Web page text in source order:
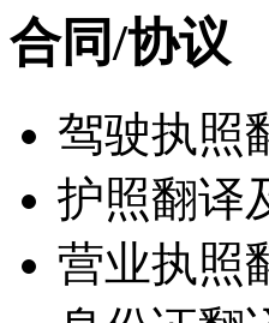
合同/协议
驾驶执照
护照翻译
营业执照